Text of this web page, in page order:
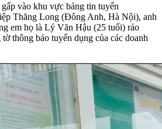
vào khu vực bảng tin tuyển
Thăng Long (Đông Anh, Hà Nội), anh
em họ là Lý Văn Hậu (25 tuổi) rảo
thông báo tuyển dụng của các doanh